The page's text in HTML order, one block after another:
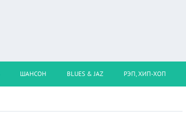
ШАНСОН BLUES & JAZ РЭП, ХИП-ХОП